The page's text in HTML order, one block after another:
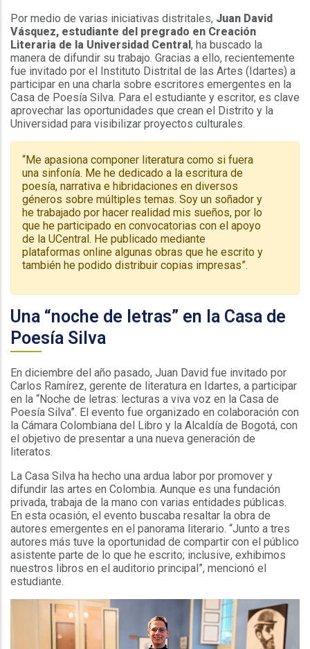
Por medio de varias iniciativas distritales, Juan David
Vásquez, estudiante del pregrado en Creación
Literaria de la Universidad Central , ha buscado la
manera de difundir su trabajo. Gracias a ello, recientemente
fue invitado por el Instituto Distrital de las Artes (Idartes) a
participar en una charla sobre escritores emergentes en la
Casa de Poesía Silva. Para el estudiante y escritor, es clave
aprovechar las oportunidades que crean el Distrito y la
Universidad para visibilizar proyectos culturales.
“Me apasiona componer literatura como si fuera
una sinfonía. Me he dedicado a la escritura de
poesía, narrativa e hibridaciones en diversos
géneros sobre múltiples temas. Soy un soñador y
he trabajado por hacer realidad mis sueños, por lo
que he participado en convocatorias con el apoyo
de la UCentral. He publicado mediante
plataformas online algunas obras que he escrito y
también he podido distribuir copias impresas”.
Una “noche de letras” en la Casa de
Poesía Silva
En diciembre del año pasado, Juan David fue invitado por
Carlos Ramírez, gerente de literatura en Idartes, a participar
en la “Noche de letras: lecturas a viva voz en la Casa de
Poesía Silva”. El evento fue organizado en colaboración con
la Cámara Colombiana del Libro y la Alcaldía de Bogotá, con
el objetivo de presentar a una nueva generación de
literatos.
La Casa Silva ha hecho una ardua labor por promover y
difundir las artes en Colombia. Aunque es una fundación
privada, trabaja de la mano con varias entidades públicas.
En esta ocasión, el evento buscaba resaltar la obra de
autores emergentes en el panorama literario. “Junto a tres
autores más tuve la oportunidad de compartir con el público
asistente parte de lo que he escrito; inclusive, exhibimos
nuestros libros en el auditorio principal”, mencionó el
estudiante.